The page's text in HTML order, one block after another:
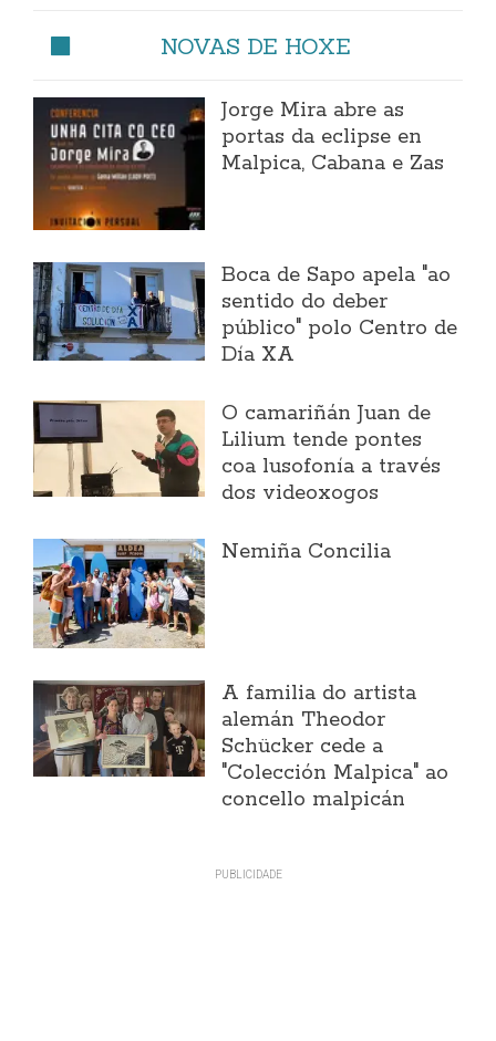
NOVAS DE HOXE
Jorge Mira abre as
portas da eclipse en
Malpica, Cabana e Zas
Boca de Sapo apela "ao
sentido do deber
público" polo Centro de
Día XA
O camariñán Juan de
Lilium tende pontes
coa lusofonía a través
dos videoxogos
Nemiña Concilia
A familia do artista
alemán Theodor
Schücker cede a
"Colección Malpica" ao
concello malpicán